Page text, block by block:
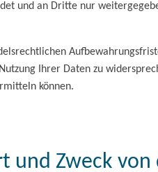
und an Dritte nur
Ihrer Daten zu
können.